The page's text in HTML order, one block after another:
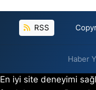
RSS
Haber
En iyi site deneyimi